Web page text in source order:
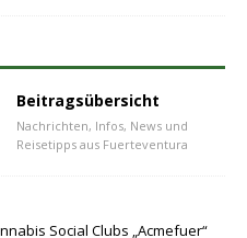
Beitragsübersicht
Nachrichten, Infos, News und
Reisetipps aus Fuerteventura
Social Clubs „Acmefuer“